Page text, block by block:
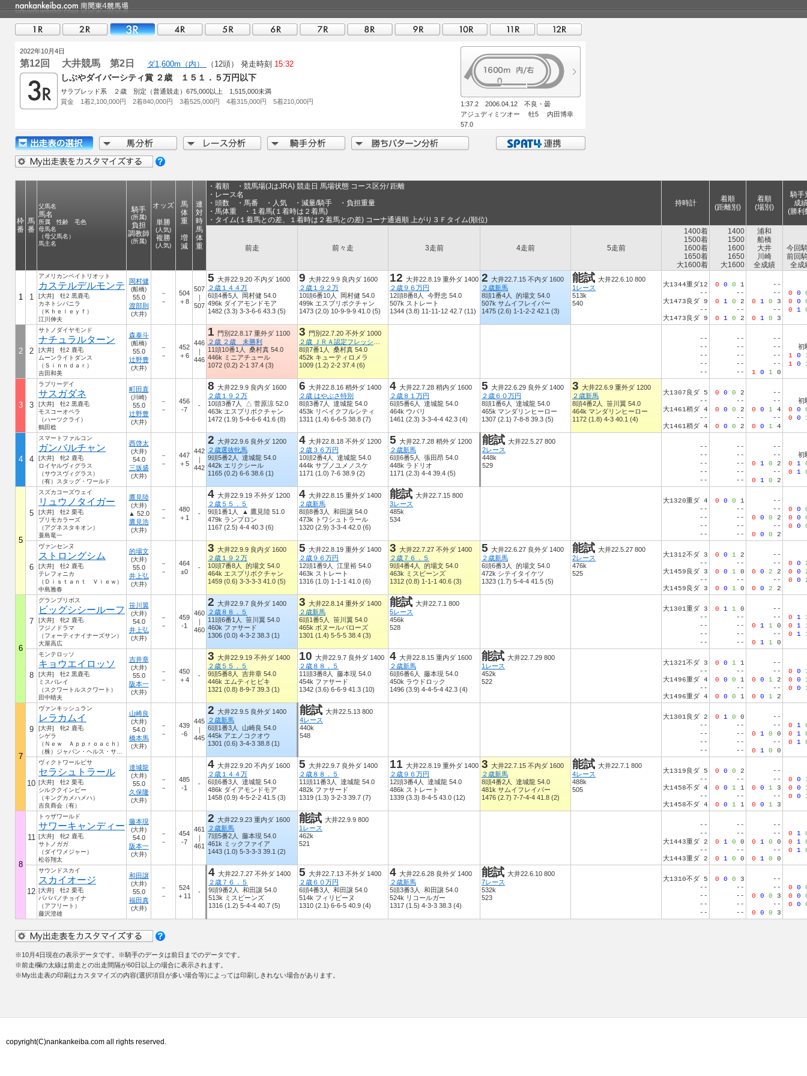
2022年10月4日
第12回 大井競馬 第2日 ダ1,600m（内） （12頭） 発走時刻 15:32
しぶやダイバーシティ賞 ２歳 １５１．５万円以下
サラブレッド系 ２歳 別定（普通競走）675,000以上 1,515,000未満
賞金 1着2,100,000円 2着840,000円 3着525,000円 4着315,000円 5着210,000円
1:37.2 2006.04.12 不良・曇
アジュディミツオー 牡5 内田博幸
57.0
枠
番
馬
番
父馬名
馬名
所属 性齢 毛色
母馬名
（母父馬名）
馬主名
騎手
(所属)
負担
調教師
(所属)
オッズ
単勝
(人気)
複勝
(人気)
馬
体
重
増
減
連
対
時
馬
体
重
・着順 ・競馬場(JはJRA) 競走日 馬場状態 コース区分/ 距離
・レース名
・頭数 ・馬番 ・人気 ・減量/騎手 ・負担重量
・馬体重 ・１着馬(１着時は２着馬)
・タイム(１着馬との差、１着時は２着馬との差) コーナ通過順 上がり３Ｆタイム(順位)
持時計
着順
(距離別)
着順
(場別)
騎手
成
(勝利
前走 前々走 3走前 4走前 5走前
1400着
1500着
1600着
1650着
大1600着
1400
1500
1600
1650
大1600
浦和
船橋
大井
川崎
全成績
今回
前回
全成
1 1
アメリカンペイトリオット
カステルデルモンテ
[大井] 牡2 黒鹿毛
カネトシバニラ
（Ｋｈｅｌｅｙｆ）
江川伸夫
岡村健
(船橋)
55.0
渡部則
(大井)
－
－
504
＋8
507
｜
507
5 大井22.9.20 不内ダ 1600
２歳１４４万
6頭4番5人 岡村健 54.0
496k ダイアモンドモア
1482 (3.3) 3-3-6-6 43.3 (5)
9 大井22.9.9 良内ダ 1600
２歳１９２万
10頭6番10人 岡村健 54.0
499k エスプリボクチャン
1473 (2.0) 10-9-9-9 41.0 (5)
12 大井22.8.19 重外ダ 1400
２歳９６万円
12頭8番8人 今野忠 54.0
507k ストレート
1344 (3.8) 11-11-12 42.7 (11)
2 大井22.7.15 不内ダ 1600
２歳新馬
8頭1番4人 的場文 54.0
507k サムイフレイバー
1475 (2.6) 1-1-2-2 42.1 (3)
能試 大井22.6.10 800
1レース
513k
540
大1344重ダ12
--
大1473良ダ 9
--
大1473良ダ 9
0 0 0 1
--
0 1 0 2
--
0 1 0 2
--
--
0 1 0 3
--
0 1 0 3
0 0
0 0
0 1
2 2
サトノダイヤモンド
ナチュラルターン
[大井] 牡2 鹿毛
ムーンライトダンス
（Ｓｉｎｎｄａｒ）
吉田和美
森泰斗
(船橋)
55.0
辻野豊
(大井)
－
－
452
＋6
446
｜
446
1 門別22.8.17 重外ダ 1100
２歳 ２歳 未勝利
11頭10番1人 桑村真 54.0
446k ミニアチュール
1072 (0.2) 2-1 37.4 (3)
3 門別22.7.20 不外ダ 1000
8頭7番1人 桑村真 54.0
452k キューティロメラ
1009 (1.2) 2-2 37.4 (6)
--
--
--
--
--
--
--
--
--
--
--
--
--
--
1 0 1 0
初
1 0
1 0
3 3
ラブリーデイ
サスガダネ
[大井] 牡2 黒鹿毛
モスコーオペラ
（ハーツクライ）
鶴田稔
町田直
(川崎)
55.0
辻野豊
(大井)
－
－
456
-7
-
8 大井22.9.9 良内ダ 1600
２歳１９２万
10頭3番7人 △ 菅原涼 52.0
463k エスプリボクチャン
1472 (1.9) 5-4-6-6 41.6 (8)
6 大井22.8.16 稍外ダ 1400
２歳 はやぶさ特別
8頭3番7人 達城龍 54.0
453k リベイクフルシティ
1311 (1.4) 6-6-5 38.8 (7)
4 大井22.7.28 稍内ダ 1600
２歳８１万円
6頭5番6人 達城龍 54.0
464k ウバリ
1461 (2.3) 3-3-4-4 42.3 (4)
5 大井22.6.29 良外ダ 1400
２歳６０万円
8頭1番6人 達城龍 54.0
465k マンダリンヒーロー
1307 (2.1) 7-8-8 39.3 (5)
3 大井22.6.9 重外ダ 1200
２歳新馬
8頭4番2人 笹川翼 54.0
464k マンダリンヒーロー
1172 (1.8) 4-3 40.1 (4)
大1307良ダ 5
--
大1461稍ダ 4
--
大1461稍ダ 4
0 0 0 2
--
0 0 0 2
--
0 0 0 2
--
--
0 0 1 4
--
0 0 1 4
初
0 0
0 0
4 4
スマートファルコン
ガンバルチャン
[大井] 牝2 鹿毛
ロイヤルヴィグラス
（サウスヴィグラス）
（有）スタッグ・ワールド
西啓太
(大井)
54.0
三坂盛
(大井)
－
－
447
＋5
442
｜
442
2 大井22.9.6 良外ダ 1200
２歳選抜牝馬
9頭5番2人 達城龍 54.0
442k エリクシール
1165 (0.2) 6-6 38.6 (1)
4 大井22.8.18 不外ダ 1200
２歳３６万円
10頭2番4人 達城龍 54.0
444k サブノユメノスケ
1171 (1.0) 7-6 38.9 (2)
5 大井22.7.28 稍外ダ 1200
２歳新馬
6頭6番5人 張田昂 54.0
448k ラドリオ
1171 (2.3) 4-4 39.4 (5)
能試 大井22.5.27 800
2レース
448k
529
--
--
--
--
--
--
--
--
--
--
--
--
0 1 0 2
--
0 1 0 2
初
0 1
0 1
5
5
スズカコーズウェイ
リュウノタイガー
[大井] 牡2 栗毛
プリモカラーズ
（アグネスタキオン）
蓑島竜一
鷹見陸
(大井)
▲ 52.0
鷹見浩
(大井)
－
－
480
＋1
-
4 大井22.9.19 不外ダ 1200
２歳５５．５
9頭1番1人 ▲ 鷹見陸 51.0
479k ランプロン
1167 (2.5) 4-4 40.3 (6)
4 大井22.8.15 重外ダ 1400
２歳新馬
8頭8番3人 和田譲 54.0
473k トワシュトラール
1320 (2.9) 3-3-4 42.0 (6)
能試 大井22.7.15 800
3レース
485k
534
大1320重ダ 4
--
--
--
--
0 0 0 1
--
--
--
--
--
--
0 0 0 2
--
0 0 0 2
0 0
0 0
0 0
6
ヴァンセンヌ
ストロングシム
[大井] 牡2 鹿毛
テレフォニカ
（Ｄｉｓｔａｎｔ Ｖｉｅｗ）
中島雅春
的場文
(大井)
55.0
井上弘
(大井)
－
－
464
±0
-
3 大井22.9.9 良内ダ 1600
２歳１９２万
10頭7番8人 的場文 54.0
464k エスプリボクチャン
1459 (0.6) 3-3-3-3 41.0 (5)
5 大井22.8.19 重外ダ 1400
２歳９６万円
12頭1番9人 江里裕 54.0
463k ストレート
1316 (1.0) 1-1-1 41.0 (6)
3 大井22.7.27 不外ダ 1400
２歳７６．５
9頭4番4人 的場文 54.0
463k ミスビーンズ
1312 (0.8) 1-1-1 40.6 (3)
5 大井22.6.27 良外ダ 1400
２歳新馬
6頭6番3人 的場文 54.0
472k シテイタイケツ
1323 (1.7) 5-4-4 41.5 (5)
能試 大井22.5.27 800
2レース
476k
525
大1312不ダ 3
--
大1459良ダ 3
--
大1459良ダ 3
0 0 1 2
--
0 0 1 0
--
0 0 1 0
--
--
0 0 2 2
--
0 0 2 2
0 0
0 0
0 0
6
7
グランプリボス
ビッグシシールーフ
[大井] 牝2 鹿毛
フジノドラマ
（フォーティナイナーズサン）
大屋高広
笹川翼
(大井)
54.0
井上弘
(大井)
－
－
459
-1
460
｜
460
2 大井22.9.7 良外ダ 1400
２歳８８．５
11頭6番1人 笹川翼 54.0
460k ファサード
1306 (0.0) 4-3-2 38.3 (1)
3 大井22.8.14 重外ダ 1400
２歳新馬
6頭1番5人 笹川翼 54.0
465k ボヌールバローズ
1301 (1.4) 5-5-5 38.4 (3)
能試 大井22.7.1 800
5レース
456k
528
大1301重ダ 3
--
--
--
--
0 1 1 0
--
--
--
--
--
--
0 1 1 0
--
0 1 1 0
0 1
0 1
0 1
8
モンテロッソ
キョウエイロッソ
[大井] 牡2 黒鹿毛
ミスバレイ
（スクワートルスクワート）
田中晴夫
吉井章
(大井)
55.0
阪本一
(大井)
－
－
450
＋4
-
3 大井22.9.19 不外ダ 1400
２歳５５．５
9頭5番8人 吉井章 54.0
446k エムティヒビキ
1321 (0.8) 8-9-7 39.3 (1)
10 大井22.9.7 良外ダ 1400
２歳８８．５
11頭3番8人 藤本現 54.0
454k ファサード
1342 (3.6) 6-6-9 41.3 (10)
4 大井22.8.15 重内ダ 1600
２歳新馬
6頭6番6人 藤本現 54.0
450k ラウドロック
1496 (3.9) 4-4-5-4 42.3 (4)
能試 大井22.7.29 800
1レース
452k
522
大1321不ダ 3
--
大1496重ダ 4
--
大1496重ダ 4
0 0 1 1
--
0 0 0 1
--
0 0 0 1
--
--
0 0 1 2
--
0 0 1 2
0 0
0 0
0 0
7
9
ヴァンキッシュラン
レラカムイ
[大井] 牝2 鹿毛
シゲラ
（Ｎｅｗ Ａｐｐｒｏａｃｈ）
山崎良
(大井)
54.0
橋本馬
(大井)
－
－
439
-6
445
｜
445
2 大井22.9.5 良外ダ 1400
２歳新馬
6頭1番3人 山崎良 54.0
445k アエノコクオウ
1301 (0.6) 3-4-3 38.8 (1)
能試 大井22.5.13 800
4レース
440k
548
大1301良ダ 2
--
--
--
--
0 1 0 0
--
--
--
--
--
--
0 1 0 0
--
0 1 0 0
0 1
0 1
0 1
10
ヴィクトワールピサ
セラシュトラール
[大井] 牡2 栗毛
シルククインビー
（キングカメハメハ）
吉良商会（有）
達城龍
(大井)
55.0
久保隆
(大井)
－
－
485
-1
-
4 大井22.9.20 不内ダ 1600
２歳１４４万
6頭6番3人 達城龍 54.0
486k ダイアモンドモア
1458 (0.9) 4-5-2-2 41.5 (3)
5 大井22.9.7 良外ダ 1400
２歳８８．５
11頭11番3人 達城龍 54.0
482k ファサード
1319 (1.3) 3-2-3 39.7 (7)
11 大井22.8.19 重外ダ 1400
２歳９６万円
12頭3番4人 達城龍 54.0
486k ストレート
1339 (3.3) 8-4-5 43.0 (12)
3 大井22.7.15 不内ダ 1600
２歳新馬
8頭4番2人 達城龍 54.0
481k サムイフレイバー
1476 (2.7) 7-7-4-4 41.8 (2)
能試 大井22.7.1 800
4レース
488k
505
大1319良ダ 5
--
大1458不ダ 4
--
大1458不ダ 4
0 0 0 2
--
0 0 1 1
--
0 0 1 1
--
--
0 0 1 3
--
0 0 1 3
0 0
0 0
0 0
8
11
トゥザワールド
サワーキャンディー
[大井] 牝2 鹿毛
サトノガガ
（ダイワメジャー）
松谷翔太
藤本現
(大井)
54.0
阪本一
(大井)
－
－
454
-7
461
｜
461
2 大井22.9.23 重内ダ 1600
２歳新馬
7頭5番2人 藤本現 54.0
461k ミックファイア
1443 (1.0) 5-3-3-3 39.1 (2)
能試 大井22.9.9 800
1レース
462k
521
--
--
大1443重ダ 2
--
大1443重ダ 2
--
--
0 1 0 0
--
0 1 0 0
--
--
0 1 0 0
--
0 1 0 0
0 1
0 1
0 1
12
サウンドスカイ
スカイオージ
[大井] 牡2 栗毛
パパパノチョイナ
（アフリート）
藤沢澄雄
和田譲
(大井)
55.0
福田真
(大井)
－
－
524
＋11
-
4 大井22.7.27 不外ダ 1400
２歳７６．５
9頭9番2人 和田譲 54.0
513k ミスビーンズ
1316 (1.2) 5-4-4 40.7 (5)
5 大井22.7.13 不外ダ 1400
２歳６０万円
6頭4番3人 和田譲 54.0
514k フィリピーヌ
1310 (2.1) 6-6-5 40.9 (4)
4 大井22.6.28 良外ダ 1400
２歳新馬
5頭3番3人 和田譲 54.0
524k リコールガー
1317 (1.5) 4-3-3 38.3 (4)
能試 大井22.6.10 800
7レース
532k
523
大1310不ダ 5
--
--
--
--
0 0 0 3
--
--
--
--
--
--
0 0 0 3
--
0 0 0 3
0 0
0 0
0 0
※10月4日現在の表示データです。※騎手のデータは前日までのデータです。
※前走欄の太線は前走との出走間隔が60日以上の場合に表示されます。
※My出走表の印刷はカスタマイズの内容(選択項目が多い場合等)によっては印刷しきれない場合があります。
copyright(C)nankankeiba.com all rights reserved.